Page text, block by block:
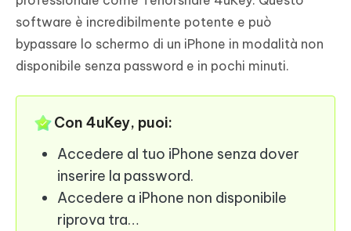
software è incredibilmente potente e può
bypassare lo schermo di un iPhone in modalità non
disponibile senza password e in pochi minuti.
Con 4uKey, puoi:
Accedere al tuo iPhone senza dover
inserire la password.
Accedere a iPhone non disponibile
riprova tra…